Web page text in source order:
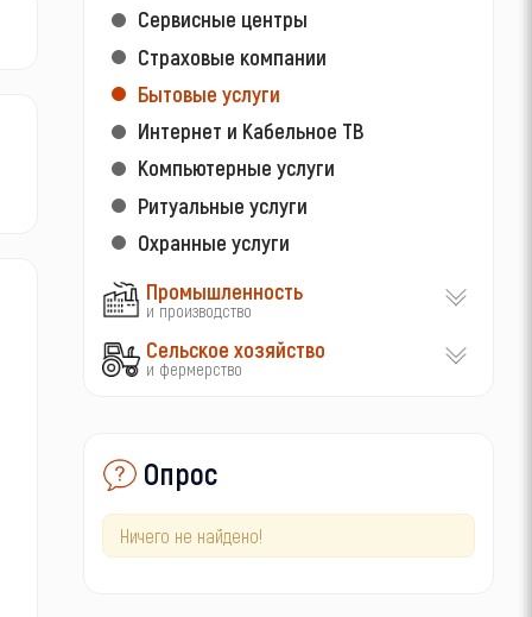
Сервисные центры
Страховые компании
Бытовые услуги
Интернет и Кабельное ТВ
Компьютерные услуги
Ритуальные услуги
Охранные услуги
Промышленность
и производство
Сельское хозяйство
и фермерство
Опрос
Ничего не найдено!